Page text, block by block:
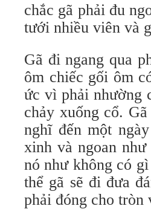
chắc gã phải đu
tưới nhiều viên và
Gã đi ngang qua
ôm chiếc gối ôm
ức vì phải nhường
chảy xuống cổ.
nghĩ đến một
xinh và ngoan
nó như không có
thể gã sẽ đi đưa
phải đóng cho tròn